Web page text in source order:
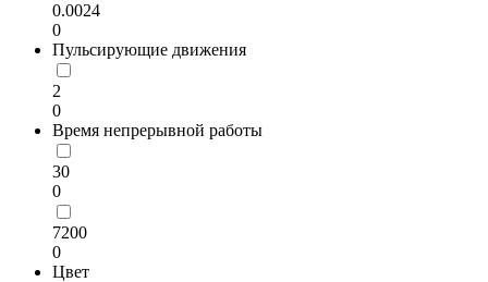
0.0024
0
Пульсирующие движения
2
0
Время непрерывной работы
30
0
7200
0
Цвет